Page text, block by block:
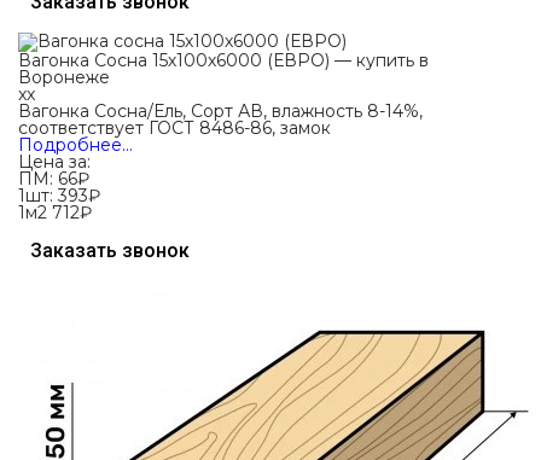
Вагонка Сосна 15х100х6000 (ЕВРО) — купить в
Воронеже
xx
Вагонка Сосна/Ель, Сорт АВ, влажность 8-14%,
соответствует ГОСТ 8486-86, замок
Подробнее…
Цена за:
ПМ: 66₽
1шт:393₽
1м2 712₽
Заказать звонок